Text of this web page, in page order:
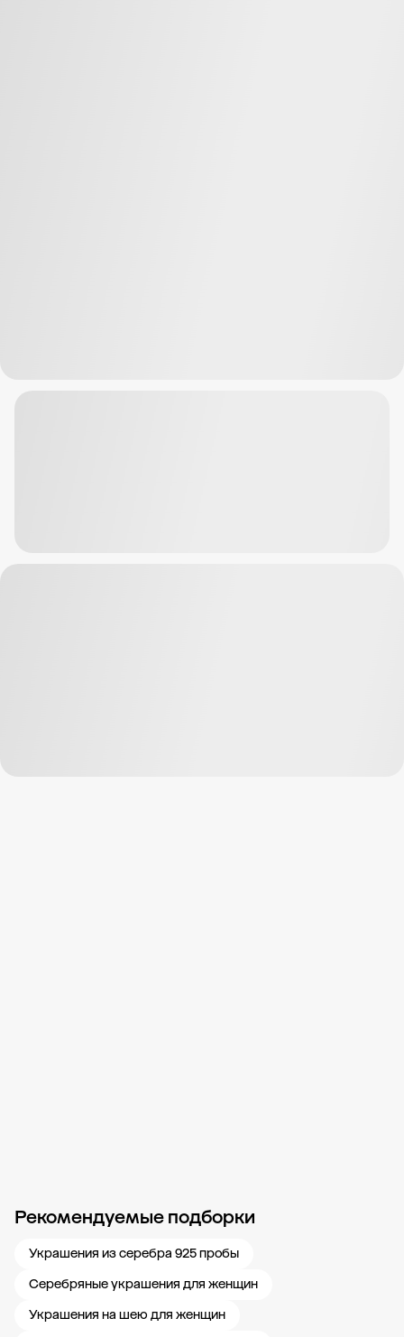
Рекомендуемые подборки
Украшения из серебра 925 пробы
Серебряные украшения для женщин
Украшения на шею для женщин
Новости компании Журнал ЗОЛОТОЙ Блог